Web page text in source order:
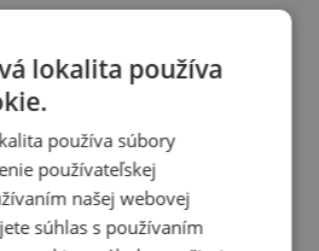
horách
termálov: Sun &
Tatrzańska *** v
zónou + bazén
lokalita používa
používa súbory
používateľskej
našej webovej
súhlas s používaním